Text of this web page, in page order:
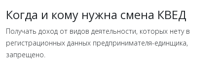
Когда и кому нужна смена КВЕД
Получать доход от видов деятельности, которых нету в
регистрационных данных предпринимателя-единщика,
запрещено.